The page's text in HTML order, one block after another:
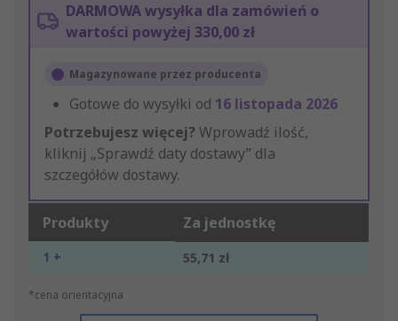
DARMOWA wysyłka dla zamówień o
wartości powyżej 330,00 zł
Magazynowane przez producenta
Gotowe do wysyłki od 16 listopada 2026
Potrzebujesz więcej? Wprowadź ilość,
kliknij „Sprawdź daty dostawy” dla
szczegółów dostawy.
Produkty Za jednostkę
1 + 55,71 zł
*cena orientacyjna